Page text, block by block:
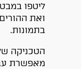
ליטפו
ואת
בתמונות.
הטכניקה
מאפשרת